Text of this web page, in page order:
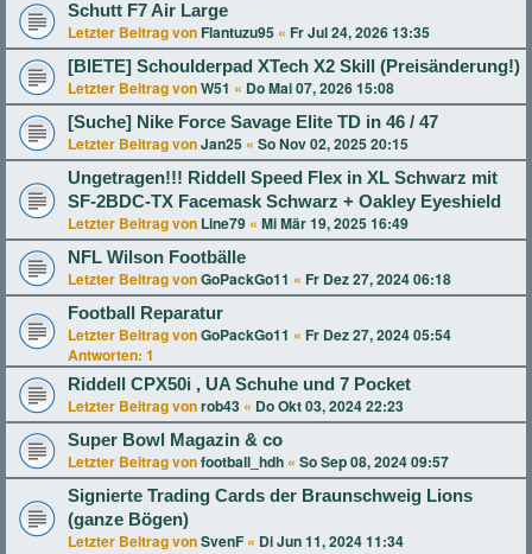
Schutt F7 Air Large
Letzter Beitrag von Flantuzu95 « Fr Jul 24, 2026 13:35
[BIETE] Schoulderpad XTech X2 Skill (Preisänderung!)
Letzter Beitrag vonW51 « Do Mai 07, 2026 15:08
[Suche] Nike Force Savage Elite TD in 46 / 47
Letzter Beitrag vonJan25 « So Nov 02, 2025 20:15
Ungetragen!!! Riddell Speed Flex in XL Schwarz mit
SF-2BDC-TX Facemask Schwarz + Oakley Eyeshield
Letzter Beitrag von Line79 « Mi Mär 19, 2025 16:49
NFL Wilson Footbälle
Letzter Beitrag vonGoPackGo11 « Fr Dez 27, 2024 06:18
Football Reparatur
Letzter Beitrag vonGoPackGo11 « Fr Dez 27, 2024 05:54
Antworten: 1
Riddell CPX50i , UA Schuhe und 7 Pocket
Letzter Beitrag vonrob43 « Do Okt 03, 2024 22:23
Super Bowl Magazin & co
Letzter Beitrag vonfootball_hdh « So Sep 08, 2024 09:57
Signierte Trading Cards der Braunschweig Lions
(ganze Bögen)
Letzter Beitrag vonSvenF « Di Jun 11, 2024 11:34